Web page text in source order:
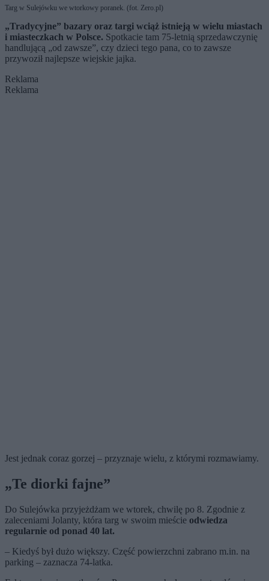
Targ w Sulejówku we wtorkowy poranek. (fot. Zero.pl)
„Tradycyjne” bazary oraz targi wciąż istnieją w wielu miastach
i miasteczkach w Polsce. Spotkacie tam 75-letnią sprzedawczynię
handlującą „od zawsze”, czy dzieci tego pana, co to zawsze
przywoził najlepsze wiejskie jajka.
Reklama
Reklama
Jest jednak coraz gorzej – przyznaje wielu, z którymi rozmawiamy.
„Te diorki fajne”
Do Sulejówka przyjeżdżam we wtorek, chwilę po 8. Zgodnie z
zaleceniami Jolanty, która targ w swoim mieście odwiedza
regularnie od ponad 40 lat.
– Kiedyś był dużo większy. Część powierzchni zabrano m.in. na
parking – zaznacza 74-latka.